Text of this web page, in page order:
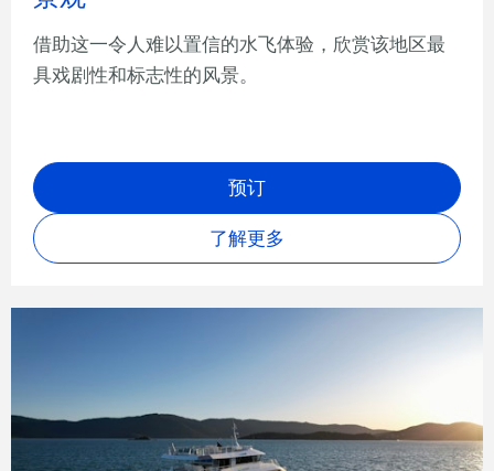
借助这一令人难以置信的水飞体验，欣赏该地区最
具戏剧性和标志性的风景。
预订
了解更多